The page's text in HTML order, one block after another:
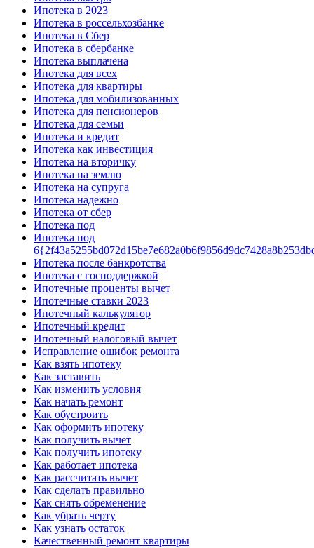
Ипотека в 2023
Ипотека в россельхозбанке
Ипотека в Сбер
Ипотека в сбербанке
Ипотека выплачена
Ипотека для всех
Ипотека для квартиры
Ипотека для мобилизованных
Ипотека для пенсионеров
Ипотека для семьи
Ипотека и кредит
Ипотека как инвестиция
Ипотека на вторичку
Ипотека на землю
Ипотека на супруга
Ипотека надежно
Ипотека от сбер
Ипотека под
Ипотека под
Ипотека после банкротства
Ипотека с господдержкой
Ипотечные проценты вычет
Ипотечные ставки 2023
Ипотечный калькулятор
Ипотечный кредит
Ипотечный налоговый вычет
Исправление ошибок ремонта
Как взять ипотеку
Как заставить
Как изменить условия
Как начать ремонт
Как обустроить
Как оформить ипотеку
Как получить вычет
Как получить ипотеку
Как работает ипотека
Как рассчитать вычет
Как сделать правильно
Как снять обременение
Как убрать черту
Как узнать остаток
Качественный ремонт квартиры